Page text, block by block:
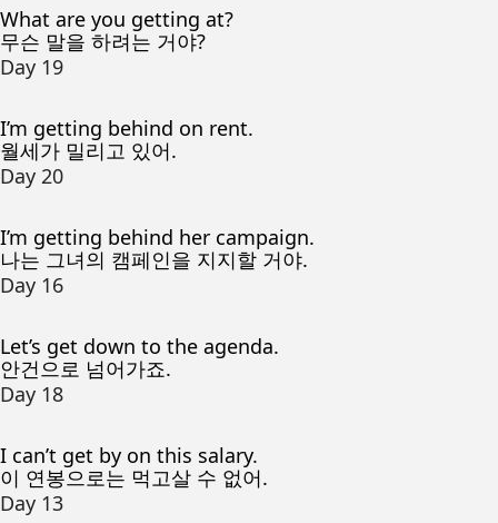
What are you getting at?
무슨 말을 하려는 거야?
Day 19
I’m getting behind on rent.
월세가 밀리고 있어.
Day 20
I’m getting behind her campaign.
나는 그녀의 캠페인을 지지할 거야.
Day 16
Let’s get down to the agenda.
안건으로 넘어가죠.
Day 18
I can’t get by on this salary.
이 연봉으로는 먹고살 수 없어.
Day 13